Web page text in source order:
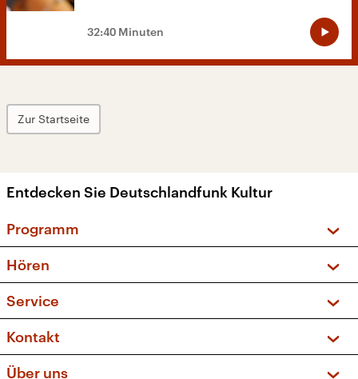
32:40 Minuten
Zur Startseite
Entdecken Sie Deutschlandfunk Kultur
Programm
Sendungen und Podcasts
Musikliste
Kakadu – Das Kinderprogramm
Hören
Frequenzen (UKW + DAB+)
Service
FAQ
Apps
Kontakt
Über uns